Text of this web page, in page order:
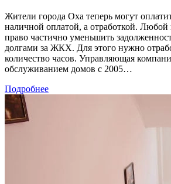
Жители города Оха теперь могут
наличной оплатой, а отработкой.
право частично уменьшить
долгами за ЖКХ. Для этого нужно
количество часов. Управляющая
обслуживанием домов с 2005…
Подробнее